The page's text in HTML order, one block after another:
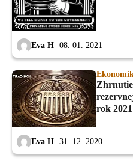
Eva H 08. 01. 2021
rok
Eva H 31. 12. 2020